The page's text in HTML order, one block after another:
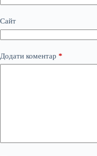
Сайт
Додати коментар *